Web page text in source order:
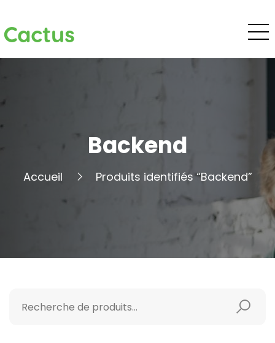
Cactus
Backend
Accueil Produits identifiés “Backend”